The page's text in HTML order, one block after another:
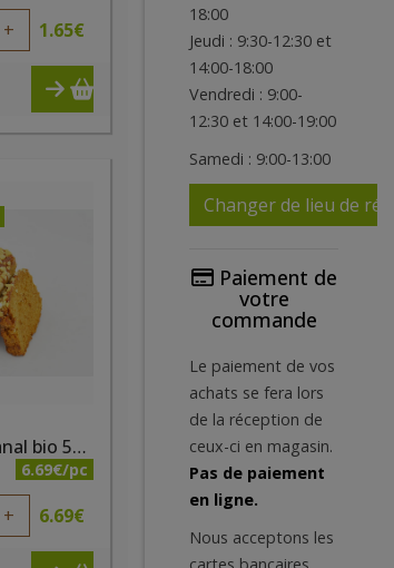
+ 1.65€
Pain d'épices artisanal bio 500g Hygiena
6.69€/pc
+ 6.69€
18:00
Jeudi : 9:30-12:30 et
14:00-18:00
Vendredi : 9:00-
12:30 et 14:00-19:00
Samedi : 9:00-13:00
Changer de lieu de
Paiement de
votre
commande
Le paiement de vos
achats se fera lors
de la réception de
ceux-ci en magasin.
Pas de paiement
en ligne.
Nous acceptons les